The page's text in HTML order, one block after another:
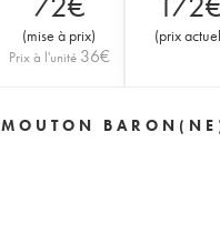
(mise à prix)
Prix à l'unité 36€
(prix actuel